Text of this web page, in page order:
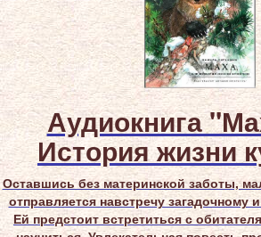
Аудиокнига
История жизни
Оставшись без материнской заботы,
отправляется навстречу загадочному
Ей предстоит встретиться с